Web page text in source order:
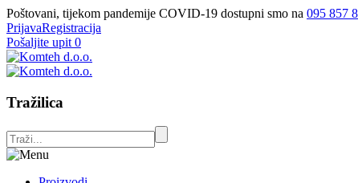
Poštovani, tijekom pandemije COVID-19 dostupni smo na 095 857
PrijavaRegistracija
Pošaljite upit 0
Tražilica